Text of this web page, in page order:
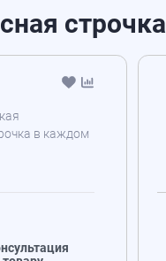
строчка
в каждом